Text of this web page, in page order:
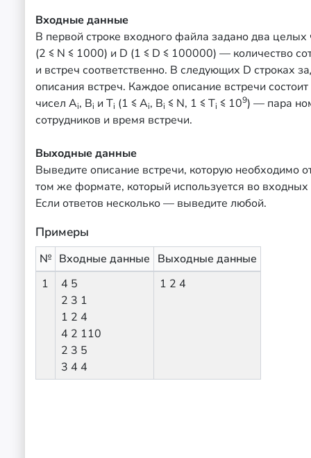
Входные данные
В первой строке входного файла задано два целых
(2 ≤ N ≤ 1000) и D (1 ≤ D ≤ 100000) — количество
и встреч соответственно. В следующих D строках
описания встреч. Каждое описание встречи состоит
чисел Ai, Bi и Ti (1 ≤ Ai, Bi ≤ N, 1 ≤ Ti ≤ 109) — пара
сотрудников и время встречи.
Выходные данные
Выведите описание встречи, которую необходимо
том же формате, который используется во
Если ответов несколько — выведите любой.
Примеры
№ Входные данные Выходные данные
1
4 5
2 3 1
1 2 4
4 2 110
2 3 5
3 4 4
1 2 4